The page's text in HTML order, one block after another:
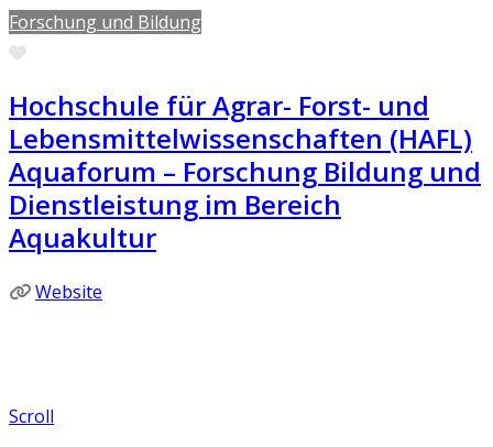
Forschung und Bildung
Favorite
Hochschule für Agrar- Forst- und
Lebensmittelwissenschaften (HAFL)
Aquaforum – Forschung Bildung und
Dienstleistung im Bereich
Aquakultur
Website
Scroll